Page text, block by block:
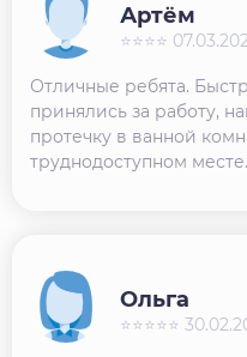
Отличные ребята.
принялись за работу,
протечку в ванной
труднодоступном месте.
Артём
⭐⭐⭐⭐
Ольга
⭐⭐⭐⭐⭐